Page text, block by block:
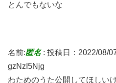
とんでもないな
名前:匿名: 投稿日：2022/08/
gzNzI5Njg
わためのうた公開してほしい